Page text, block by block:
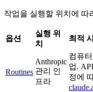
작업을 실행할 위치에 따
옵션
실행 위
치
최적
Routines
Anthropic
관리 인
프라
컴퓨
업.
정에